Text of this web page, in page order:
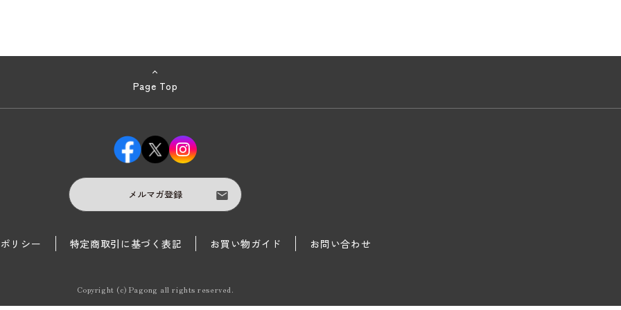
Page Top
メルマガ登録
リシー 特定商取引に基づく表記 お買い物ガイド お問い合わせ
Copyright (c) Pagong all rights reserved.